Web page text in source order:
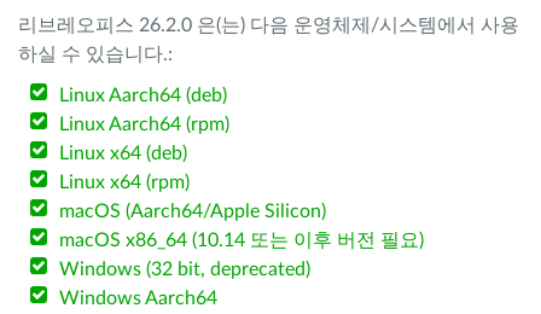
리브레오피스 26.2.0 은(는) 다음 운영체제/시스템에서 사용
하실 수 있습니다.:
Linux Aarch64 (deb)
Linux Aarch64 (rpm)
Linux x64 (deb)
Linux x64 (rpm)
macOS (Aarch64/Apple Silicon)
macOS x86_64 (10.14 또는 이후 버전 필요)
Windows (32 bit, deprecated)
Windows Aarch64